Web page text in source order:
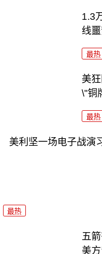
1.3
线
最热
美
\"铜
最热
美利坚一场电子战演
最热
五
美